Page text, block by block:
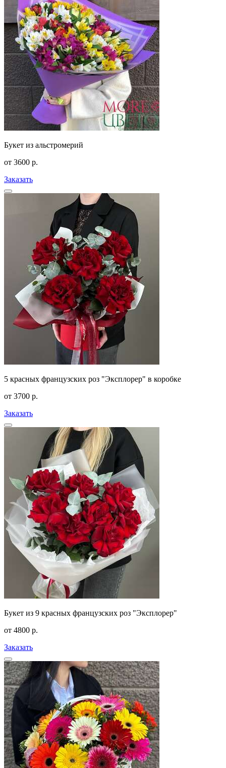
Букет из альстромерий
от 3600 р.
Заказать
5 красных французских роз "Эксплорер" в коробке
от 3700 р.
Заказать
Букет из 9 красных французских роз "Эксплорер"
от 4800 р.
Заказать